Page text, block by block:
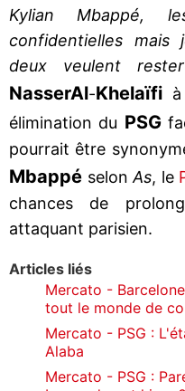
Kylian Mbappé,
confidentielles
deux veulent
NasserAl-Khelaïfi à
élimination du PSG
pourrait être
Mbappé selonAs, le
chances de
attaquant parisien.
Articles liés
Mercato -
tout le monde de
Mercato - PSG :
Alaba
Mercato - PSG :